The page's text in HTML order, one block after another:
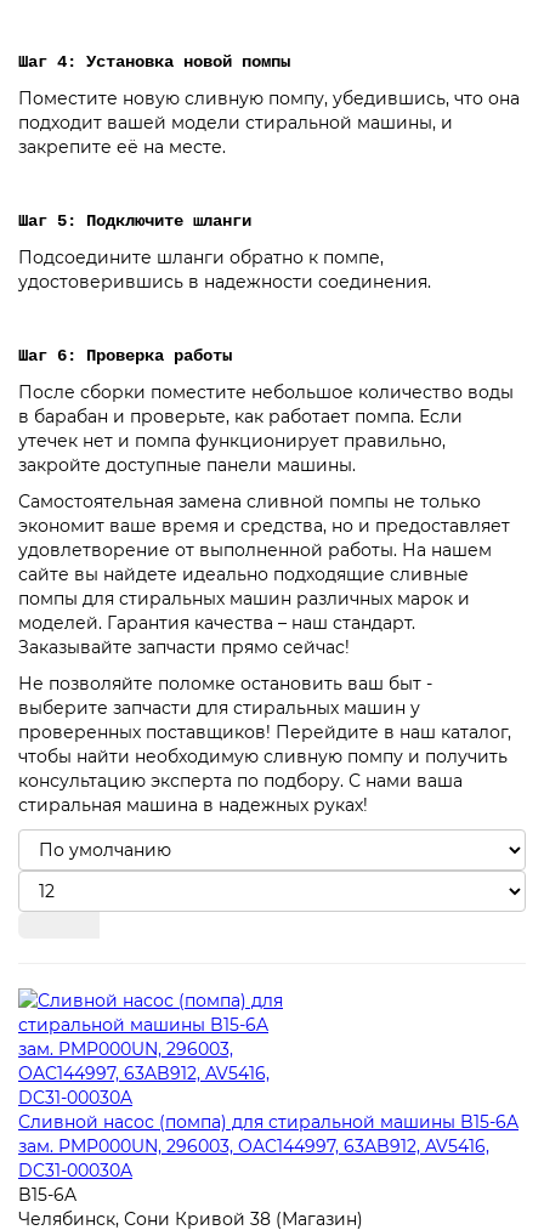
Шаг 4: Установка новой помпы
Поместите новую сливную помпу, убедившись, что она
подходит вашей модели стиральной машины, и
закрепите её на месте.
Шаг 5: Подключите шланги
Подсоедините шланги обратно к помпе,
удостоверившись в надежности соединения.
Шаг 6: Проверка работы
После сборки поместите небольшое количество воды
в барабан и проверьте, как работает помпа. Если
утечек нет и помпа функционирует правильно,
закройте доступные панели машины.
Самостоятельная замена сливной помпы не только
экономит ваше время и средства, но и предоставляет
удовлетворение от выполненной работы. На нашем
сайте вы найдете идеально подходящие сливные
помпы для стиральных машин различных марок и
моделей. Гарантия качества – наш стандарт.
Заказывайте запчасти прямо сейчас!
Не позволяйте поломке остановить ваш быт -
выберите запчасти для стиральных машин у
проверенных поставщиков! Перейдите в наш каталог,
чтобы найти необходимую сливную помпу и получить
консультацию эксперта по подбору. С нами ваша
стиральная машина в надежных руках!
Сливной насос (помпа) для стиральной машины B15-6A
зам. PMP000UN, 296003, OAC144997, 63AB912, AV5416,
DC31-00030A
B15-6A
Челябинск, Сони Кривой 38 (Магазин)